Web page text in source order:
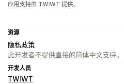
应用支持由 TWIWT 提供。
资源
隐私政策
此开发者不提供直接的简体中文支持。
开发人员
TWIWT